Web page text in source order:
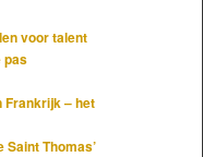
voor talent
pas
Frankrijk – het
Saint Thomas’